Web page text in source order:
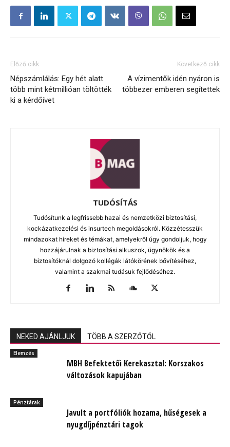
Előző cikk
Népszámlálás: Egy hét alatt
több mint kétmillióan töltötték
ki a kérdőívet
Következő cikk
A vízimentők idén nyáron is
többezer emberen segítettek
TUDÓSÍTÁS
Tudósítunk a legfrissebb hazai és nemzetközi biztosítási,
kockázatkezelési és insurtech megoldásokról. Közzétesszük
mindazokat híreket és témákat, amelyekről úgy gondoljuk, hogy
hozzájárulnak a biztosítási alkuszok, ügynökök és a
biztosítóknál dolgozó kollégák látókörének bővítéséhez,
valamint a szakmai tudásuk fejlődéséhez.
NEKED AJÁNLJUK TÖBB A SZERZŐTŐL
Elemzés
MBH Befektetői Kerekasztal: Korszakos
változások kapujában
Pénztárak
Javult a portfóliók hozama, hűségesek a
nyugdíjpénztári tagok